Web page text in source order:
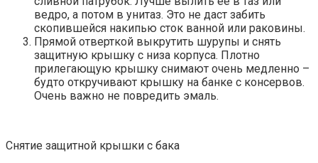
ведро, а потом в унитаз. Это не даст забить
скопившейся накипью сток ванной или раковины.
Прямой отверткой выкрутить шурупы и снять
защитную крышку с низа корпуса. Плотно
прилегающую крышку снимают очень медленно –
будто откручивают крышку на банке с консервов.
Очень важно не повредить эмаль.
Снятие защитной крышки с бака